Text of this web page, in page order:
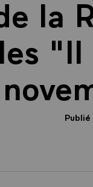
la